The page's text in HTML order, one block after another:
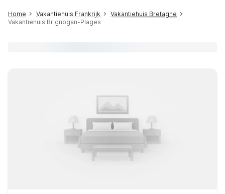
Home Vakantiehuis Frankrijk
Vakantiehuis Bretagne
Vakantiehuis Brignogan-Plages